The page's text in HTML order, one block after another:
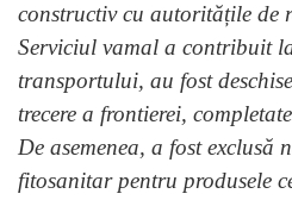
constructiv cu autoritățile de
Serviciul vamal a contribuit
transportului, au fost
trecere a frontierei,
De asemenea, a fost exclusă
fitosanitar pentru produsele